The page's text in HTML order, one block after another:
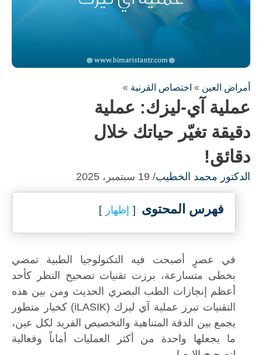
أمراض العين » اختصاص القرنية »
عملية آي-ليزك: عملية
دقيقة تغيّر حياتك خلال
دقائق!
الدكتور محمد الخطيب/ 19 سبتمبر، 2025
فهرس المحتوى إظهار
في عصرٍ أصبحت فيه التكنولوجيا الطبية تمضي
بخطى متسارعة، برزت تقنيات تصحيح النظر كأحد
أعظم إنجازات الطب البصري الحديث ومن بين هذه
التقنيات تبرز عملية آي ليزك (iLASIK) كخيار متطور
يجمع بين الدقة المتناهية والتخصيص الفريد لكل عين،
ما يجعلها واحدة من أكثر العمليات أماناً وفعالية